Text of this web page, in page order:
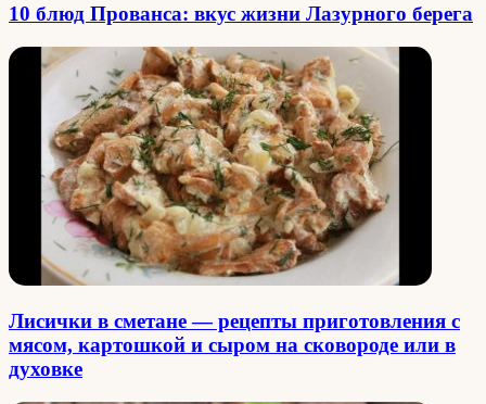
10 блюд Прованса: вкус жизни Лазурного берега
Лисички в сметане — рецепты приготовления с
мясом, картошкой и сыром на сковороде или в
духовке